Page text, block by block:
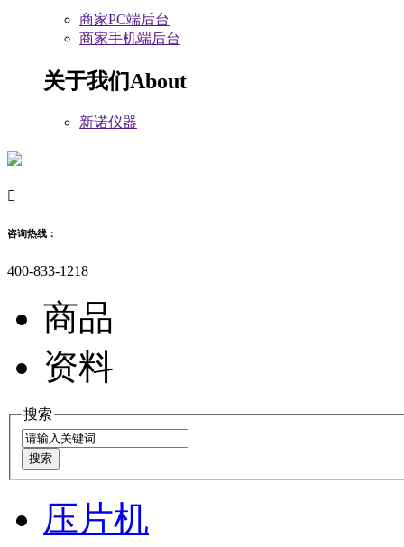
商家PC端后台
商家手机端后台
关于我们About
新诺仪器

咨询热线：
400-833-1218
商品
资料
搜索
压片机